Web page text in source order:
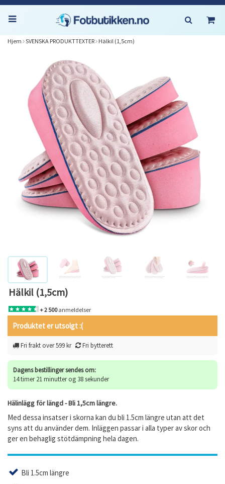
Hjem SVENSKA PRODUKTTEXTER Hälkil (1,5cm)
Hälkil (1,5cm)
+ 2 500anmeldelser
Produktet er utsolgt :(
Fri frakt over 599 kr Fri bytterett
Dagens bestillinger sendes om:
14 timer 21 minutter og 37 sekunder
Hälinlägg för längd - Bli 1,5cm längre.
Med dessa insatser i skorna kan du bli 1.5cm längre utan att det
syns att du använder dem. Inläggen passar i alla typer av skor och
ger en behaglig stötdämpning hela dagen.
Bli 1.5cm längre